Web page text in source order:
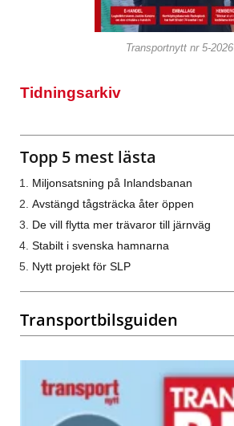
Transportnytt nr 5-2026
Tidningsarkiv
Topp 5 mest lästa
Miljonsatsning på Inlandsbanan
Avstängd tågsträcka åter öppen
De vill flytta mer trävaror till järnväg
Stabilt i svenska hamnarna
Nytt projekt för SLP
Transportbilsguiden